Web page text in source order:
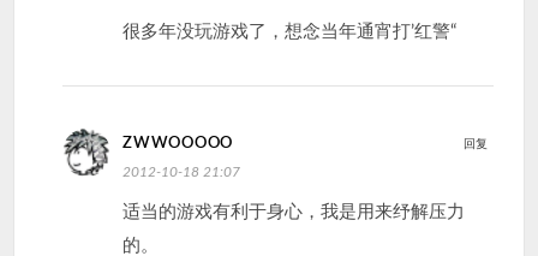
很多年没玩游戏了，想念当年通宵打’红警“
ZWWOOOOO
2012-10-18 21:07
适当的游戏有利于身心，我是用来纾解压力
的。
回复